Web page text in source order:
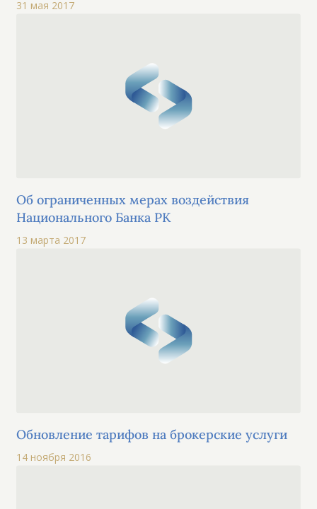
31 мая 2017
Об ограниченных мерах воздействия
Национального Банка РК
13 марта 2017
Обновление тарифов на брокерские услуги
14 ноября 2016